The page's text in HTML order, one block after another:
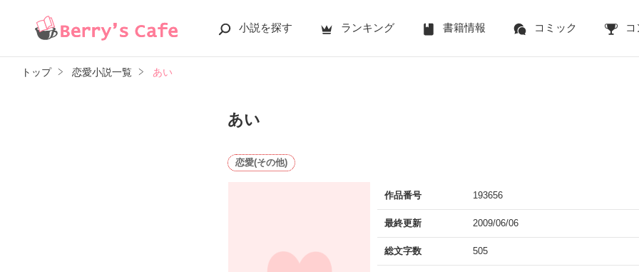
小説を探す ランキング 書籍情報 コミック コ
トップ 恋愛小説一覧 あい
あい
恋愛(その他)
作品番号 193656
最終更新 2009/06/06
総文字数 505